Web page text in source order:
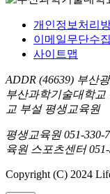
개인정보처리
이메일무단수
사이트맵
ADDR (46639) 부산
부산과학기술대학교
교 부설 평생교육원
평생교육원051-330-
육원 스포츠센터051-
Copyright (C) 2024